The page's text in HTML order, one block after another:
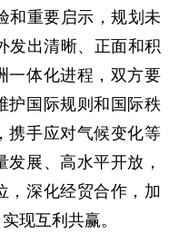
和重要启示，规划未
发出清晰、正面和积
一体化进程，双方要
护国际规则和国际秩
携手应对气候变化等
展、高水平开放，
，深化经贸合作，加
现互利共赢。